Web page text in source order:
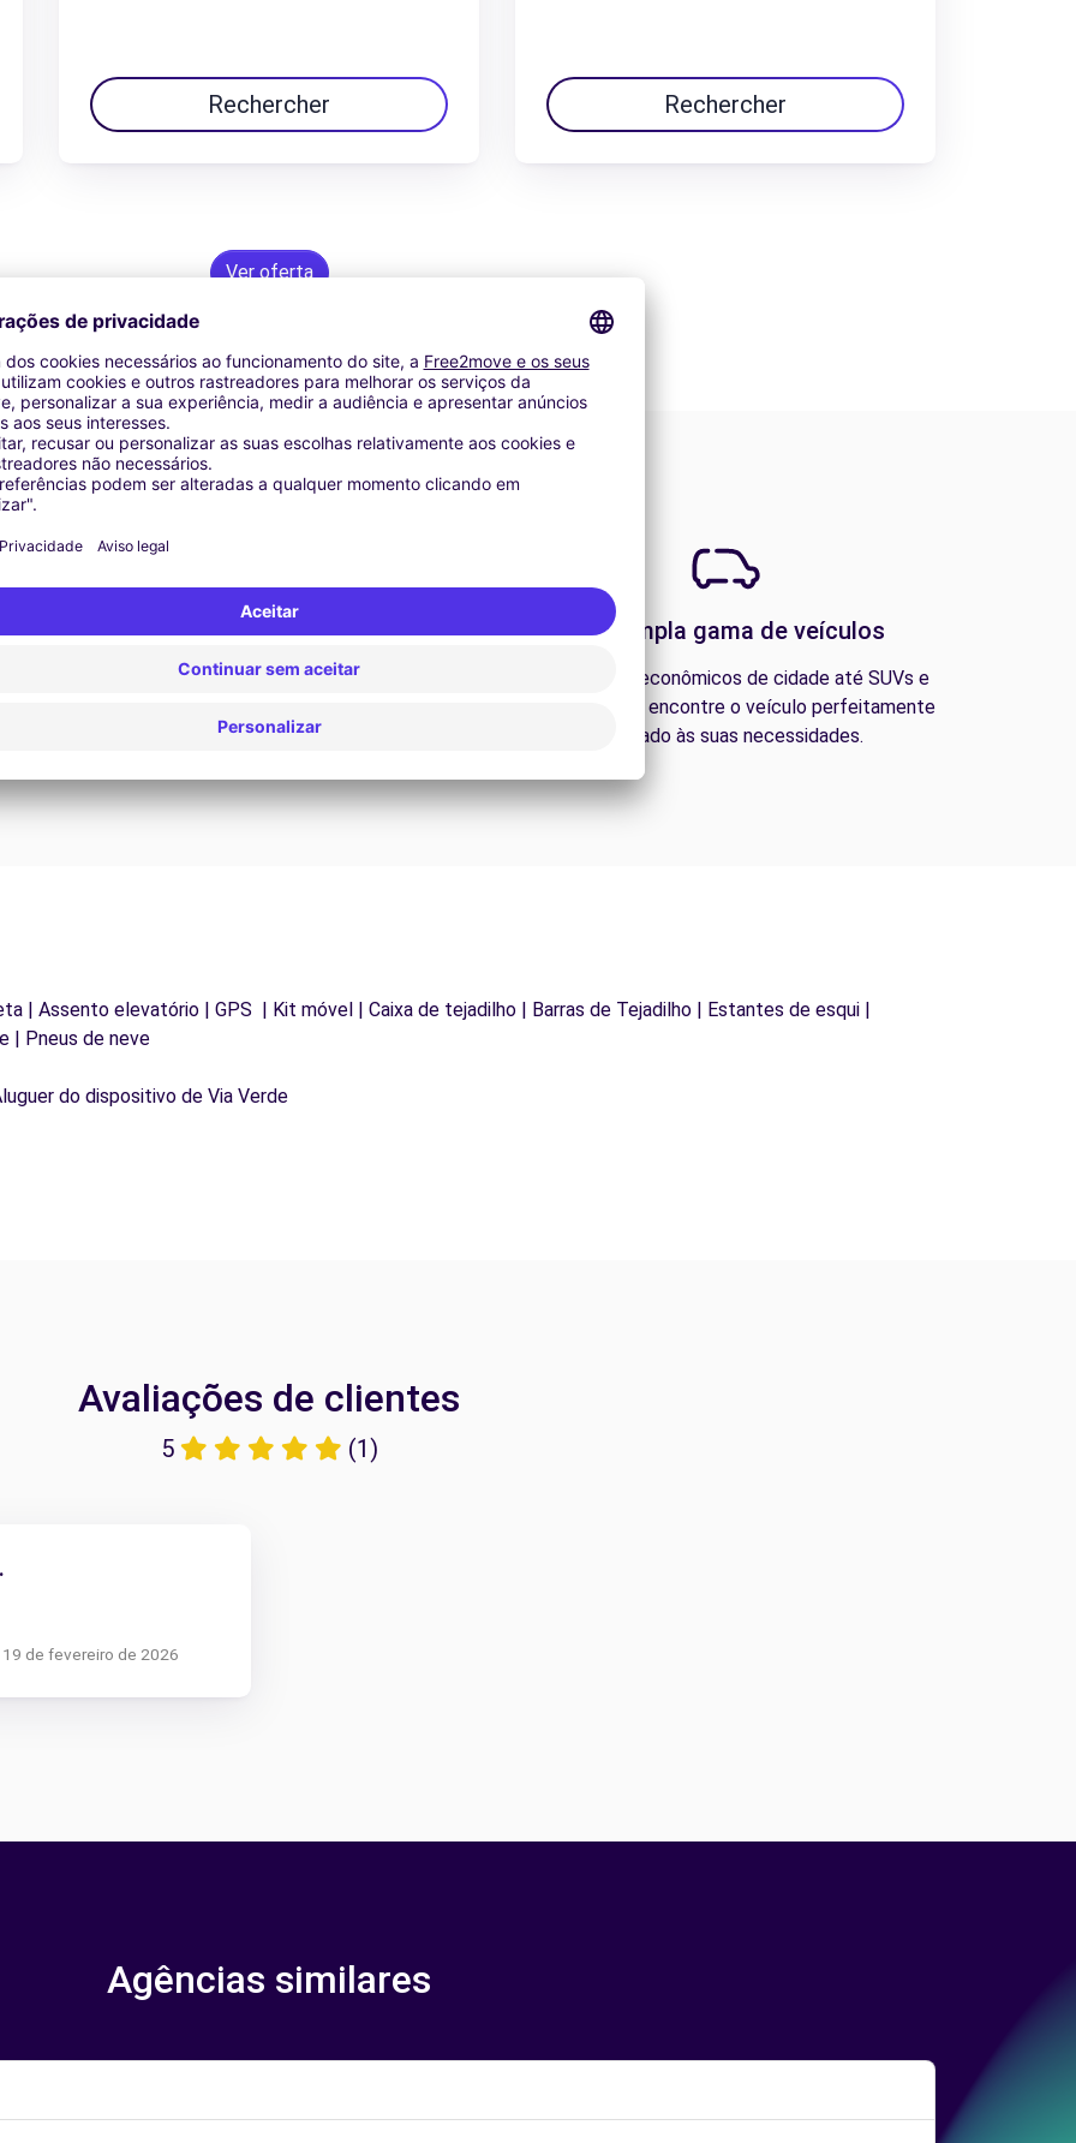
Rechercher Rechercher
Ver oferta
Assistência 24/7
Problemas na estrada? O nosso serviço de apoio
uma viagem ininterrupta.
Uma ampla gama de veículos
Desde carros econômicos de cidade até SUVs e
vans familiares, encontre o veículo perfeitamente
adequado às suas necessidades.
| Assento elevatório | GPS | Kit móvel | Caixa de tejadilho | Barras de Tejadilho | Estantes de esqui |
| Pneus de neve
do dispositivo de Via Verde
Avaliações de clientes
5 (1)
de fevereiro de 2026
Agências similares